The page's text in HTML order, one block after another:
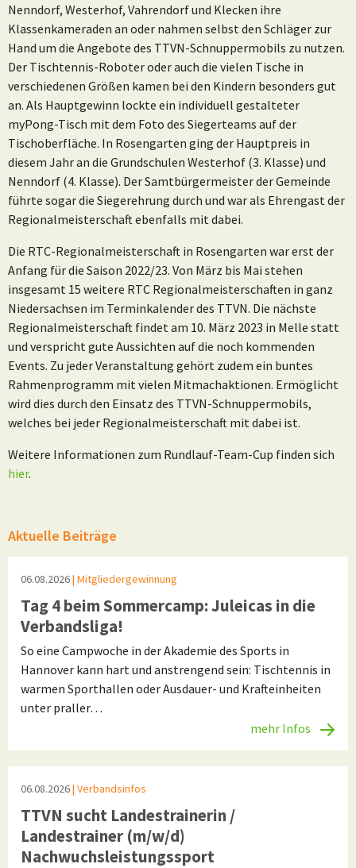
Nenndorf, Westerhof, Vahrendorf und Klecken ihre
Klassenkameraden an oder nahmen selbst den Schläger zur
Hand um die Angebote des TTVN-Schnuppermobils zu nutzen.
Der Tischtennis-Roboter oder auch die vielen Tische in
verschiedenen Größen kamen bei den Kindern besonders gut
an. Als Hauptgewinn lockte ein individuell gestalteter
myPong-Tisch mit dem Foto des Siegerteams auf der
Tischoberfläche. In Rosengarten ging der Hauptpreis in
diesem Jahr an die Grundschulen Westerhof (3. Klasse) und
Nenndorf (4. Klasse). Der Samtbürgermeister der Gemeinde
führte sogar die Siegerehrung durch und war als Ehrengast der
Regionalmeisterschaft ebenfalls mit dabei.
Die RTC-Regionalmeisterschaft in Rosengarten war erst der
Anfang für die Saison 2022/23. Von März bis Mai stehen
insgesamt 15 weitere RTC Regionalmeisterschaften in ganz
Niedersachsen im Terminkalender des TTVN. Die nächste
Regionalmeisterschaft findet am 10. März 2023 in Melle statt
und verspricht gute Aussichten auf die noch kommenden
Events. Zu jeder Veranstaltung gehört zudem ein buntes
Rahmenprogramm mit vielen Mitmachaktionen. Ermöglicht
wird dies durch den Einsatz des TTVN-Schnuppermobils,
welches bei jeder Regionalmeisterschaft mit dabei ist.
Weitere Informationen zum Rundlauf-Team-Cup finden sich
hier.
Aktuelle Beiträge
06.08.2026| Mitgliedergewinnung
Tag 4 beim Sommercamp: Juleicas in die
Verbandsliga!
So eine Campwoche in der Akademie des Sports in
Hannover kann hart und anstrengend sein: Tischtennis in
warmen Sporthallen oder Ausdauer- und Krafteinheiten
unter praller…
mehr Infos
06.08.2026| Verbandsinfos
TTVN sucht Landestrainerin /
Landestrainer (m/w/d)
Nachwuchsleistungssport